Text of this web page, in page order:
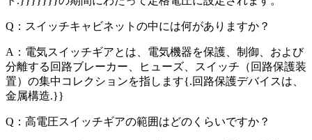
Q：スイッチキャビネットの中には何がありますか？
A：電気スイッチギアとは、電気機器を保護、制御、および
分離する回路ブレーカー、ヒューズ、スイッチ（回路保護装
置）の集中コレクションを指します{.回路保護デバイスは、
金属構造.}}
Q：高電圧スイッチギアの範囲はどのくらいですか？